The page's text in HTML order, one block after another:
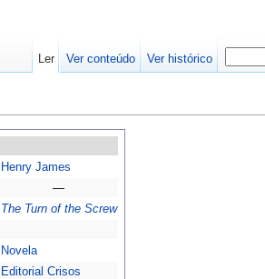
Henry James
—
The Turn of the Screw
Novela
Editorial Crisos
Ler Ver conteúdo Ver histórico